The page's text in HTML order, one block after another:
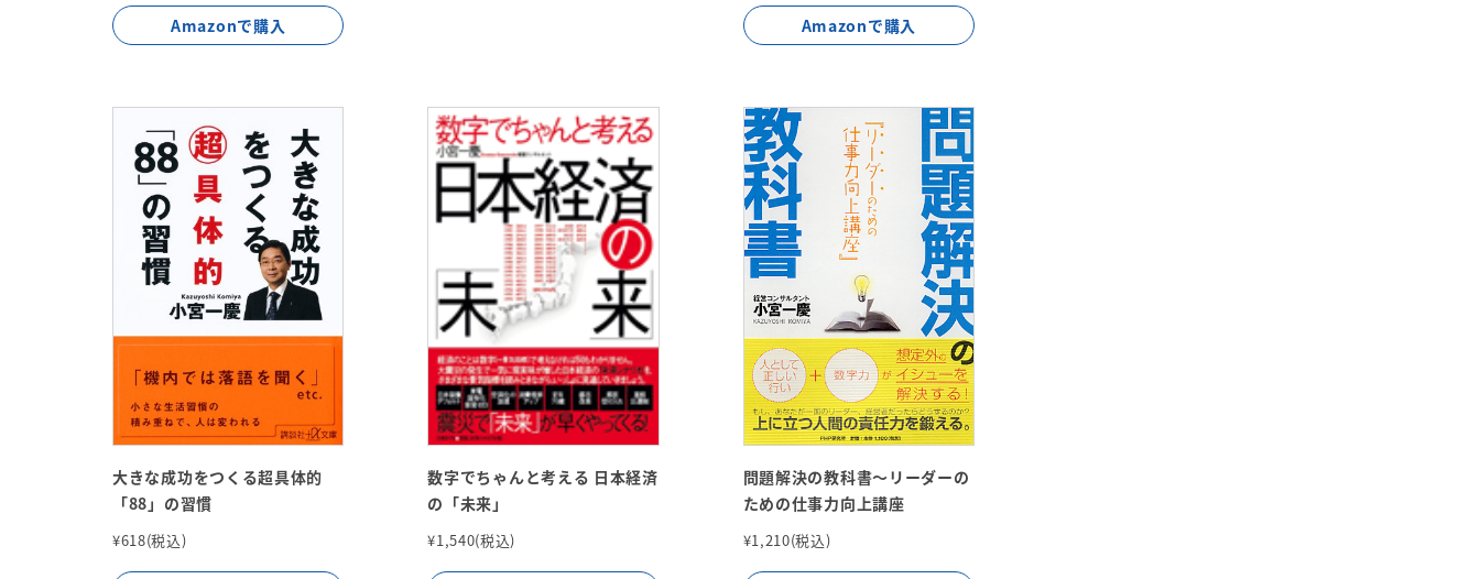
Amazonで購入 Amazonで購入
大きな成功をつくる超具体的
「88」の習慣
¥618(税込)
数字でちゃんと考える 日本経済
の「未来」
¥1,540(税込)
問題解決の教科書～リーダーの
ための仕事力向上講座
¥1,210(税込)